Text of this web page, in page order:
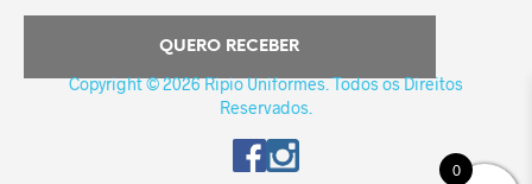
Copyright © 2026 Ripio Uniformes. Todos os Direitos
Reservados.
0